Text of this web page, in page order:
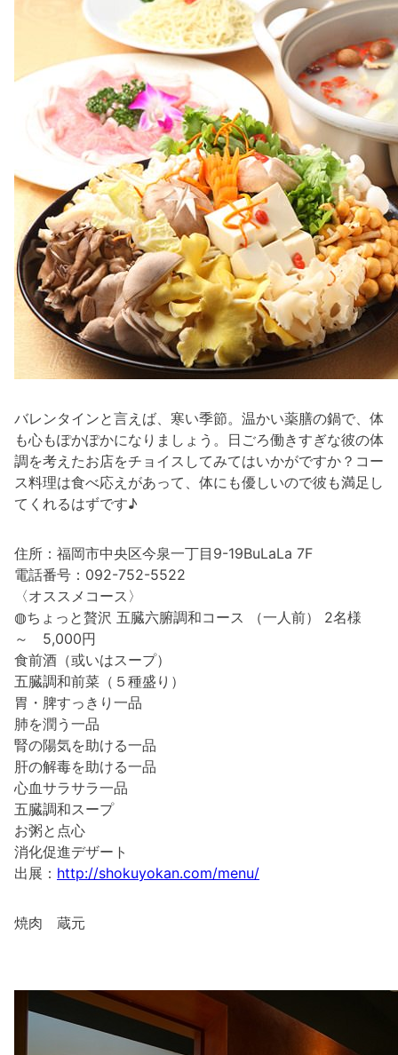
バレンタインと言えば、寒い季節。温かい薬膳の鍋で、体
も心もぽかぽかになりましょう。日ごろ働きすぎな彼の体
調を考えたお店をチョイスしてみてはいかがですか？コー
ス料理は食べ応えがあって、体にも優しいので彼も満足し
てくれるはずです♪
住所：福岡市中央区今泉一丁目9-19BuLaLa 7F
電話番号：092-752-5522
〈オススメコース〉
◍ちょっと贅沢 五臓六腑調和コース （一人前） 2名様
～ 5,000円
食前酒（或いはスープ）
五臓調和前菜（５種盛り）
胃・脾すっきり一品
肺を潤う一品
腎の陽気を助ける一品
肝の解毒を助ける一品
心血サラサラ一品
五臓調和スープ
お粥と点心
消化促進デザート
出展： http://shokuyokan.com/menu/
焼肉 蔵元